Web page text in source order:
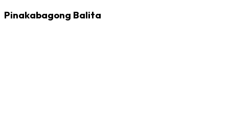
Pinakabagong Balita